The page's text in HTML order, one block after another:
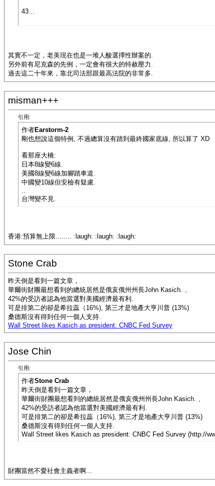
43...
其實不一定，老美現在也是一堆人酸選擇性辦案的.
另外前有尼克森的先例，一定會有很大的特赦壓力.
過去這二十年來，靠北司法部跟最高法院的非常多.
misman+++
引用:
作者Earstorm-2
剛也想說這個特例, 不過總算沒有踏到最終國家底線, 所以算了 XD
看那座大橋:
日本8線變6線.
美國8線變6線加腳踏車道.
中國變10線但安檢有疑慮.
..
台灣變不見.
香港:預算無上限........ :laugh: :laugh: :laugh:
Stone Crab
昨天倒是看到一篇文章，
華爾街財團最想看到的總統居然是俄亥俄州州長John Kasich. 、
42%的受訪者認為他當選對美國經濟最有利.
可是排第二的卻是希拉蕊（16%), 第三才是地產大亨川普 (13%)
桑德斯沒有得到任何一個人支持.
Wall Street likes Kasich as president: CNBC Fed Survey
Jose Chin
引用:
作者Stone Crab
昨天倒是看到一篇文章，
華爾街財團最想看到的總統居然是俄亥俄州州長John Kasich. 、
42%的受訪者認為他當選對美國經濟最有利.
可是排第二的卻是希拉蕊（16%), 第三才是地產大亨川普 (13%)
桑德斯沒有得到任何一個人支持.
Wall Street likes Kasich as president: CNBC Fed Survey (http://
財團當然不愛社會主義者啊...